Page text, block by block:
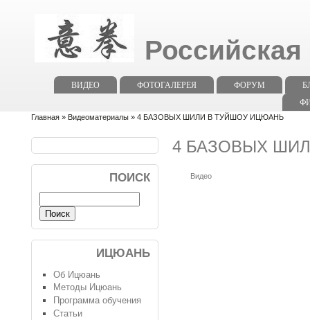
ВИДЕО ФОТОГАЛЕРЕЯ ФОРУМ
Главная » Видеоматериалы » 4 БАЗОВЫХ ШИЛИ В ТУЙШОУ ИЦЮАНЬ
4 БАЗОВЫХ
Видео
ПОИСК
ИЦЮАНЬ
Об Ицюань
Методы Ицюань
Программа обучения
Статьи